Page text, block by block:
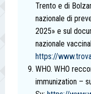
Trento e di
nazionale di
2025» e sul
nazionale
https://
WHO. WHO
immunization –